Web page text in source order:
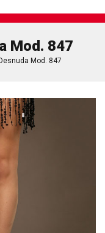
Mod. 847
Mod. 847